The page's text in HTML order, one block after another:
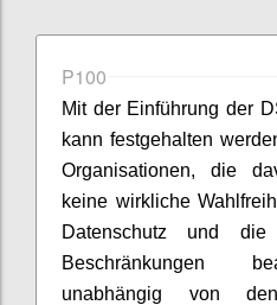
P100
Mit der Einführung der
kann festgehalten
Organisationen, die
keine wirkliche
Datenschutz und die
Beschränkungen
unabhängig von